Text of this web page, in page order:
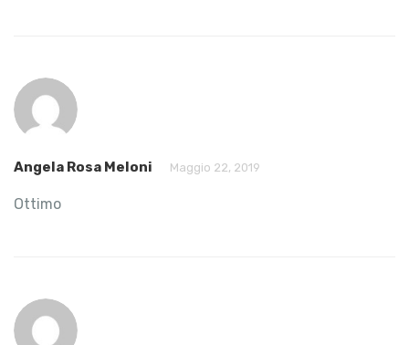
Angela Rosa Meloni Maggio 22, 2019
Ottimo